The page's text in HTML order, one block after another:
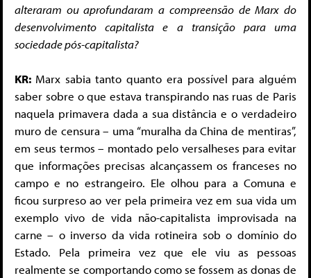
alteraram ou aprofundaram a compreensão de Marx do
desenvolvimento capitalista e a transição para uma
sociedade pós-capitalista?
KR: Marx sabia tanto quanto era possível para alguém
saber sobre o que estava transpirando nas ruas de Paris
naquela primavera dada a sua distância e o verdadeiro
muro de censura – uma “muralha da China de mentiras”,
em seus termos – montado pelo versalheses para evitar
que informações precisas alcançassem os franceses no
campo e no estrangeiro. Ele olhou para a Comuna e
ficou surpreso ao ver pela primeira vez em sua vida um
exemplo vivo de vida não-capitalista improvisada na
carne – o inverso da vida rotineira sob o domínio do
Estado. Pela primeira vez que ele viu as pessoas
realmente se comportando como se fossem as donas de